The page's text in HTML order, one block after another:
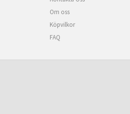
Om oss
Köpvilkor
FAQ